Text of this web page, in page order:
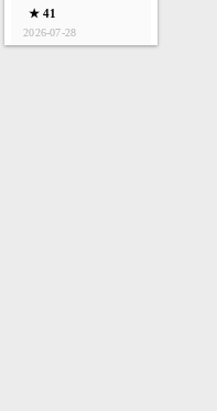
★ 41
2026-07-28